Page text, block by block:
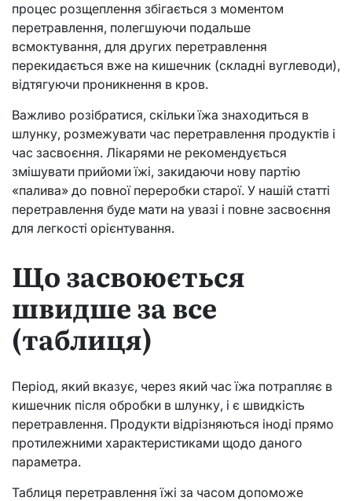
процес розщеплення збігається з моментом
перетравлення, полегшуючи подальше
всмоктування, для других перетравлення
перекидається вже на кишечник (складні вуглеводи),
відтягуючи проникнення в кров.
Важливо розібратися, скільки їжа знаходиться в
шлунку, розмежувати час перетравлення продуктів і
час засвоєння. Лікарями не рекомендується
змішувати прийоми їжі, закидаючи нову партію
«палива» до повної переробки старої. У нашій статті
перетравлення буде мати на увазі і повне засвоєння
для легкості орієнтування.
Що засвоюється
швидше за все
(таблиця)
Період, який вказує, через який час їжа потрапляє в
кишечник після обробки в шлунку, і є швидкість
перетравлення. Продукти відрізняються іноді прямо
протилежними характеристиками щодо даного
параметра.
Таблиця перетравлення їжі за часом допоможе